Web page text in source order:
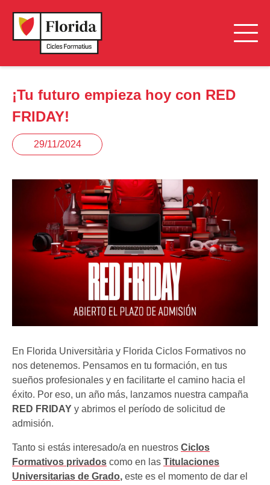
¡Tu futuro empieza hoy con RED
FRIDAY!
29/11/2024
En Florida Universitària y Florida Ciclos Formativos no
nos detenemos. Pensamos en tu formación, en tus
sueños profesionales y en facilitarte el camino hacia el
éxito. Por eso, un año más, lanzamos nuestra campaña
RED FRIDAY y abrimos el período de solicitud de
admisión.
Tanto si estás interesado/a en nuestros Ciclos
Formativos privados como en las Titulaciones
Universitarias de Grado, este es el momento de dar el